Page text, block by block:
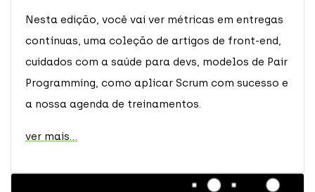
Nesta edição, você vai ver métricas em entregas
contínuas, uma coleção de artigos de front-end,
cuidados com a saúde para devs, modelos de Pair
Programming, como aplicar Scrum com sucesso e
a nossa agenda de treinamentos.
ver mais...